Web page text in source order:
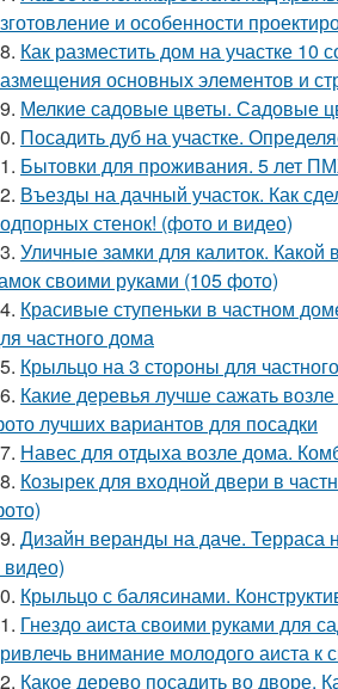
и особенности
Как разместить дом на участке 10
основных элементов и
Мелкие садовые цветы. Садовые
Посадить дуб на участке.
Бытовки для проживания. 5 лет
Въезды на дачный участок. Как
стенок! (фото и видео)
Уличные замки для калиток. Какой
своими руками (105 фото)
Красивые ступеньки в частном
частного дома
Крыльцо на 3 стороны для
Какие деревья лучше сажать
лучших вариантов для посадки
Навес для отдыха возле дома.
Козырек для входной двери в
Дизайн веранды на даче. Терраса
видео)
Крыльцо с балясинами.
Гнездо аиста своими руками для
внимание молодого аиста к
Какое дерево посадить во дворе.